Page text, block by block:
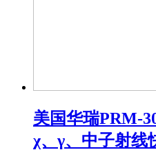
美国华瑞PRM-
χ、γ、中子射线